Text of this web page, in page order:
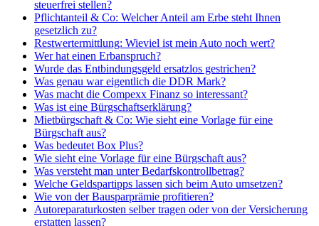
steuerfrei stellen?
Pflichtanteil & Co: Welcher Anteil am Erbe steht Ihnen
gesetzlich zu?
Restwertermittlung: Wieviel ist mein Auto noch wert?
Wer hat einen Erbanspruch?
Wurde das Entbindungsgeld ersatzlos gestrichen?
Was genau war eigentlich die DDR Mark?
Was macht die Compexx Finanz so interessant?
Was ist eine Bürgschaftserklärung?
Mietbürgschaft & Co: Wie sieht eine Vorlage für eine
Bürgschaft aus?
Was bedeutet Box Plus?
Wie sieht eine Vorlage für eine Bürgschaft aus?
Was versteht man unter Bedarfskontrollbetrag?
Welche Geldspartipps lassen sich beim Auto umsetzen?
Wie von der Bausparprämie profitieren?
Autoreparaturkosten selber tragen oder von der Versicherung
erstatten lassen?